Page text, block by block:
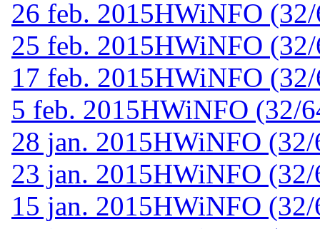
26 feb. 2015HWiNFO
25 feb. 2015HWiNFO
17 feb. 2015HWiNFO
5 feb. 2015HWiNFO (32/
28 jan. 2015HWiNFO
23 jan. 2015HWiNFO
15 jan. 2015HWiNFO